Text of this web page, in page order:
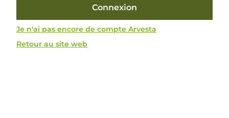
Connexion
Je n'ai pas encore de compte Arvesta
Retour au site web